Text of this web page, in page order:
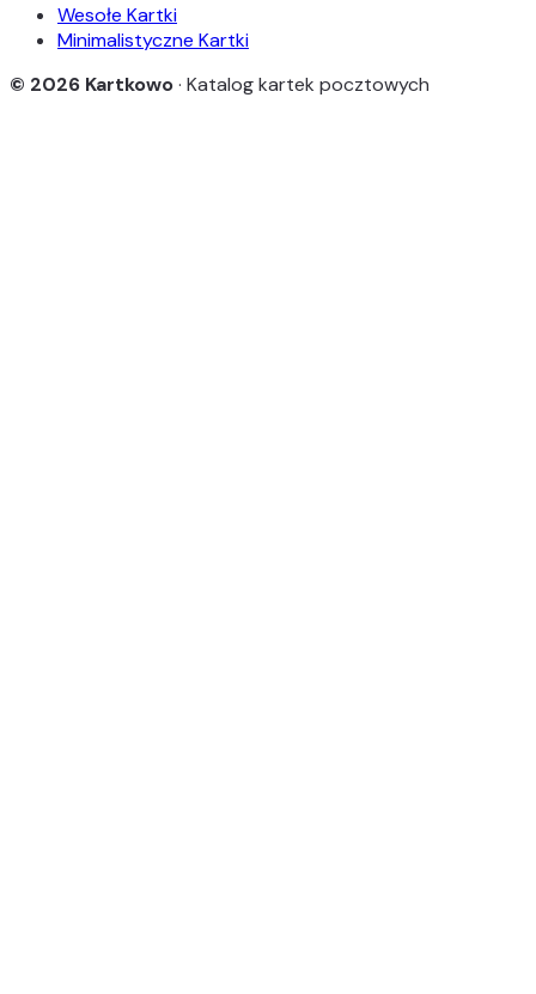
Wesołe Kartki
Minimalistyczne Kartki
© 2026 Kartkowo· Katalog kartek pocztowych